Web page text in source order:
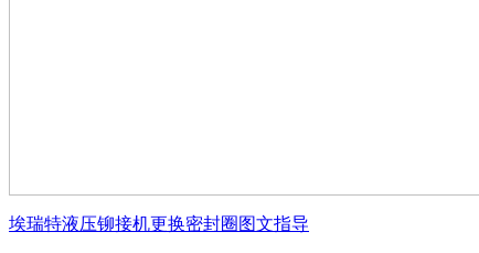
埃瑞特液压铆接机更换密封圈图文指导